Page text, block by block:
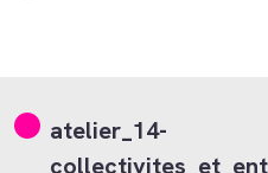
atelier_14-